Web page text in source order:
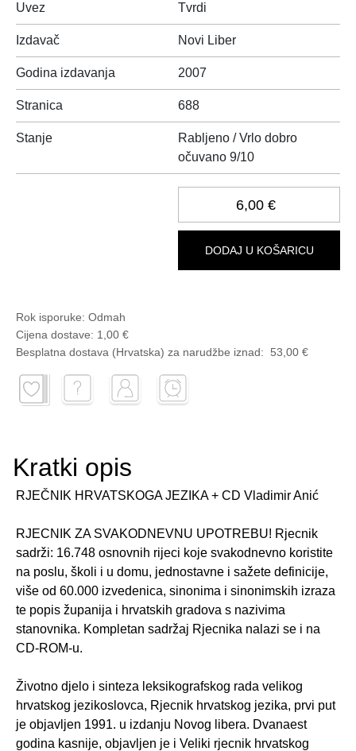
Uvez Tvrdi
Izdavač Novi Liber
Godina izdavanja 2007
Stranica 688
Stanje
Rabljeno / Vrlo dobro
očuvano 9/10
6,00 €
DODAJ U KOŠARICU
Rok isporuke: Odmah
Cijena dostave: 1,00 €
Besplatna dostava (Hrvatska) za narudžbe iznad: 53,00 €
Kratki opis
RJEČNIK HRVATSKOGA JEZIKA + CD Vladimir Anić
RJECNIK ZA SVAKODNEVNU UPOTREBU! Rjecnik
sadrži: 16.748 osnovnih rijeci koje svakodnevno koristite
na poslu, školi i u domu, jednostavne i sažete definicije,
više od 60.000 izvedenica, sinonima i sinonimskih izraza
te popis županija i hrvatskih gradova s nazivima
stanovnika. Kompletan sadržaj Rjecnika nalazi se i na
CD-ROM-u.
Životno djelo i sinteza leksikografskog rada velikog
hrvatskog jezikoslovca, Rjecnik hrvatskog jezika, prvi put
je objavljen 1991. u izdanju Novog libera. Dvanaest
godina kasnije, objavljen je i Veliki rjecnik hrvatskog